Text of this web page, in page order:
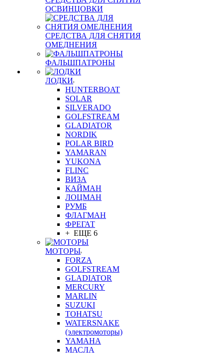
ОСВИНЦОВКИ
СРЕДСТВА ДЛЯ СНЯТИЯ
ОМЕДНЕНИЯ
ФАЛЬШПАТРОНЫ
ЛОДКИ
HUNTERBOAT
SOLAR
SILVERADO
GOLFSTREAM
GLADIATOR
NORDIK
POLAR BIRD
YAMARAN
YUKONA
FLINC
ВИЗА
КАЙМАН
ЛОЦМАН
РУМБ
ФЛАГМАН
ФРЕГАТ
+ ЕЩЕ 6
МОТОРЫ
FORZA
GOLFSTREAM
GLADIATOR
MERCURY
MARLIN
SUZUKI
TOHATSU
WATERSNAKE
(электромоторы)
YAMAHA
МАСЛА